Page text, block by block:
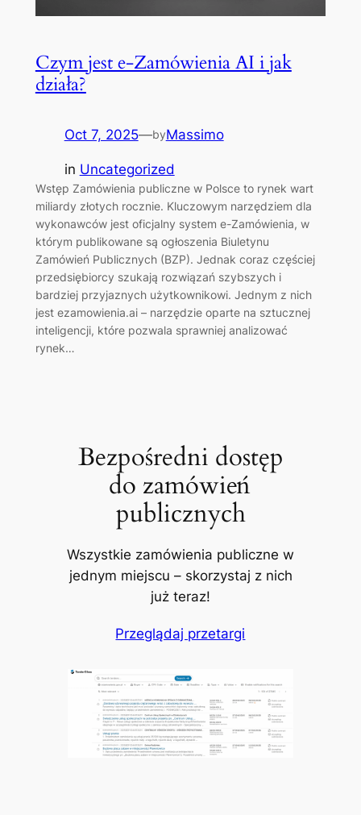
Czym jest e-Zamówienia AI i jak
działa?
Oct 7, 2025—byMassimo
in Uncategorized
Wstęp Zamówienia publiczne w Polsce to rynek wart
miliardy złotych rocznie. Kluczowym narzędziem dla
wykonawców jest oficjalny system e-Zamówienia, w
którym publikowane są ogłoszenia Biuletynu
Zamówień Publicznych (BZP). Jednak coraz częściej
przedsiębiorcy szukają rozwiązań szybszych i
bardziej przyjaznych użytkownikowi. Jednym z nich
jest ezamowienia.ai – narzędzie oparte na sztucznej
inteligencji, które pozwala sprawniej analizować
rynek…
Bezpośredni dostęp
do zamówień
publicznych
Wszystkie zamówienia publiczne w
jednym miejscu – skorzystaj z nich
już teraz!
Przeglądaj przetargi